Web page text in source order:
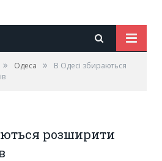
» Одеса »
В Одесі збираються
розширити